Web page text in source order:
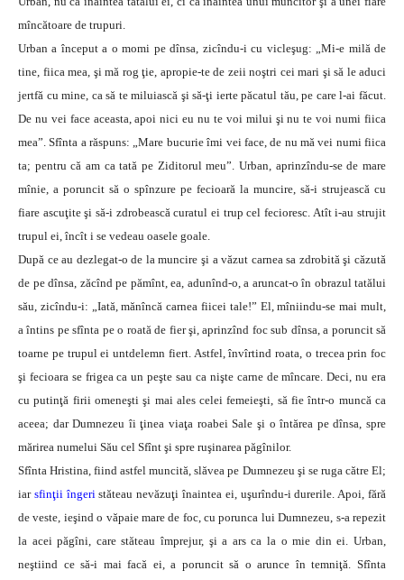
mîncătoare de trupuri.
Urban a început a o momi pe dînsa, zicîndu-i cu vicleşug: „Mi-e milă de
tine, fiica mea, şi mă rog ţie, apropie-te de zeii noştri cei mari şi să le aduci
jertfă cu mine, ca să te miluiască şi să-ţi ierte păcatul tău, pe care l-ai făcut.
De nu vei face aceasta, apoi nici eu nu te voi milui şi nu te voi numi fiica
mea”. Sfînta a răspuns: „Mare bucurie îmi vei face, de nu mă vei numi fiica
ta; pentru că am ca tată pe Ziditorul meu”. Urban, aprinzîndu-se de mare
mînie, a poruncit să o spînzure pe fecioară la muncire, să-i strujească cu
fiare ascuţite şi să-i zdrobească curatul ei trup cel fecioresc. Atît i-au strujit
trupul ei, încît i se vedeau oasele goale.
După ce au dezlegat-o de la muncire şi a văzut carnea sa zdrobită şi căzută
de pe dînsa, zăcînd pe pămînt, ea, adunînd-o, a aruncat-o în obrazul tatălui
său, zicîndu-i: „Iată, mănîncă carnea fiicei tale!” El, mîniindu-se mai mult,
a întins pe sfînta pe o roată de fier şi, aprinzînd foc sub dînsa, a poruncit să
toarne pe trupul ei untdelemn fiert. Astfel, învîrtind roata, o trecea prin foc
şi fecioara se frigea ca un peşte sau ca nişte carne de mîncare. Deci, nu era
cu putinţă firii omeneşti şi mai ales celei femeieşti, să fie într-o muncă ca
aceea; dar Dumnezeu îi ţinea viaţa roabei Sale şi o întărea pe dînsa, spre
mărirea numelui Său cel Sfînt şi spre ruşinarea păgînilor.
Sfînta Hristina, fiind astfel muncită, slăvea pe Dumnezeu şi se ruga către El;
iarsfinţii îngeristăteau nevăzuţi înaintea ei, uşurîndu-i durerile. Apoi, fără
de veste, ieşind o văpaie mare de foc, cu porunca lui Dumnezeu, s-a repezit
la acei păgîni, care stăteau împrejur, şi a ars ca la o mie din ei. Urban,
neştiind ce să-i mai facă ei, a poruncit să o arunce în temniţă. Sfînta